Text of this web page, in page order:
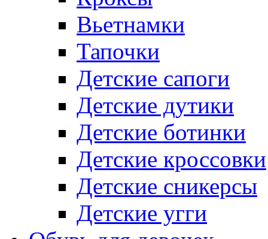
Вьетнамки
Тапочки
Детские сапоги
Детские дутики
Детские ботинки
Детские кроссовки
Детские сникерсы
Детские угги